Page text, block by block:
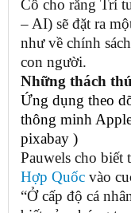
Cô cho rằng Trí
– AI) sẽ đặt ra
như về chính
con người.
Những thách
Ứng dụng theo
thông minh
pixabay )
Pauwels cho biết
Hợp Quốc vào
“Ở cấp độ cá